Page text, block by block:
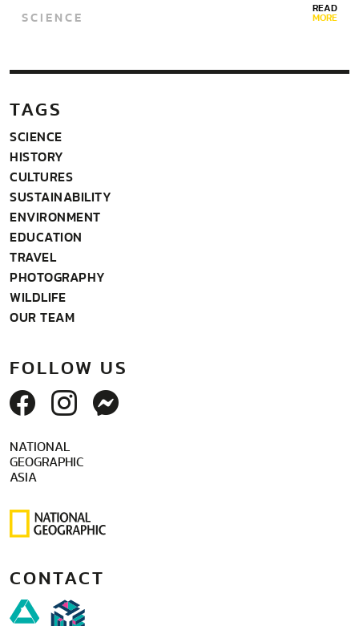
SCIENCE READ
MORE
TAGS
SCIENCE
HISTORY
CULTURES
SUSTAINABILITY
ENVIRONMENT
EDUCATION
TRAVEL
PHOTOGRAPHY
WILDLIFE
OUR TEAM
FOLLOW US
NATIONAL
GEOGRAPHIC
ASIA
CONTACT